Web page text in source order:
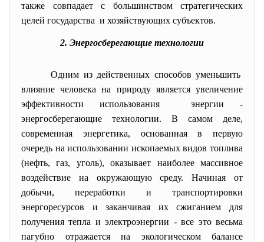
также совпадает с большинством стратегических
целей государства и хозяйствующих субъектов.
2. Энергосберегающие технологии
Одним из действенных способов уменьшить
влияние человека на природу является увеличение
эффективности использования энергии -
энергосберегающие технологии. В самом деле,
современная энергетика, основанная в первую
очередь на использовании ископаемых видов топлива
(нефть, газ, уголь), оказывает наиболее массивное
воздействие на окружающую среду. Начиная от
добычи, переработки и транспортировки
энергоресурсов и заканчивая их сжиганием для
получения тепла и электроэнергии - все это весьма
пагубно отражается на экологическом балансе